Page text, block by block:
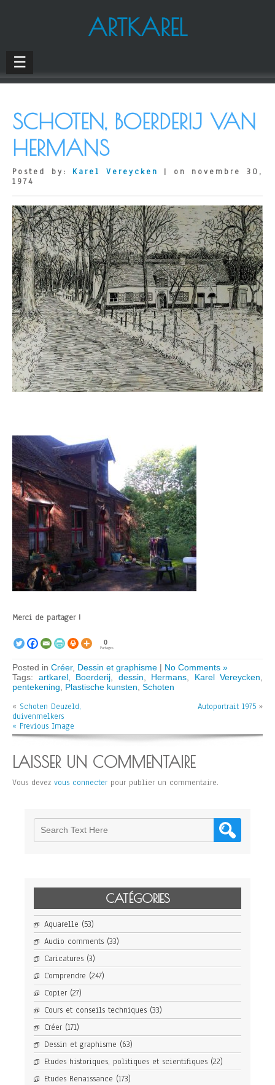
ARTKAREL
☰
SCHOTEN, BOERDERIJ VAN
HERMANS
Posted by: Karel Vereycken
| on novembre 30,
1974
Merci de partager !
0
Partages
Posted in Créer, Dessin et graphisme | No Comments »
Tags: artkarel, Boerderij dessin Hermans Karel Vereycken
pentekening
Plastische kunsten Schoten
« Schoten Deuzeld,
duivenmelkers
Autoportrait 1975 »
« Previous Image
LAISSER UN COMMENTAIRE
Vous devez vous connecter pour publier un commentaire.
CATÉGORIES
Aquarelle (53)
Audio comments (33)
Caricatures (3)
Comprendre (247)
Copier (27)
Cours et conseils techniques (33)
Créer (171)
Dessin et graphisme (63)
Etudes historiques, politiques et scientifiques (22)
Etudes Renaissance (173)